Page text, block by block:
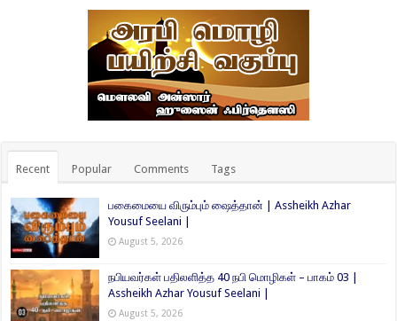
Recent Popular Comments Tags
பகைமையை விரும்பும் ஷைத்தான் | Assheikh Azhar
Yousuf Seelani |
August 5, 2026
நபியவர்கள் பதிலளித்த 40 நபி மொழிகள் – பாகம் 03 |
Assheikh Azhar Yousuf Seelani |
August 5, 2026